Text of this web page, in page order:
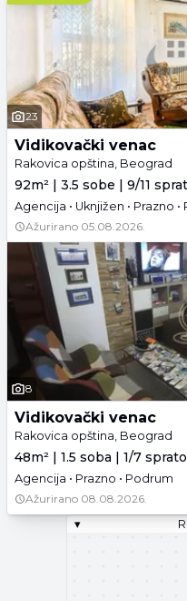
23
Vidikovački venac
Rakovica opština, Beograd
92m² | 3.5 sobe | 9/11
Ažurirano 05.08.2026.
8
Vidikovački venac
Rakovica opština, Beograd
48m² | 1.5 soba | 1/7
Agencija • Prazno • Podrum
Ažurirano 08.08.2026.
▾